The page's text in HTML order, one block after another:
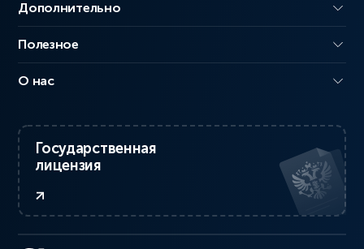
Дополнительно
Полезное
О нас
Государственная
лицензия